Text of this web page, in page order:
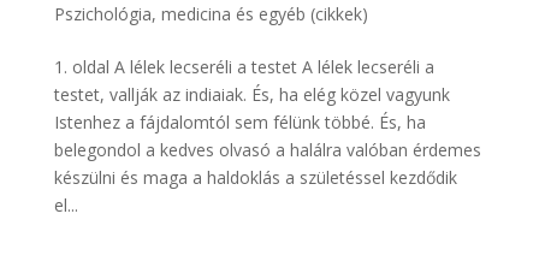
Pszichológia, medicina és egyéb (cikkek)
1. oldal A lélek lecseréli a testet A lélek lecseréli a
testet, vallják az indiaiak. És, ha elég közel vagyunk
Istenhez a fájdalomtól sem félünk többé. És, ha
belegondol a kedves olvasó a halálra valóban érdemes
készülni és maga a haldoklás a születéssel kezdődik
el...